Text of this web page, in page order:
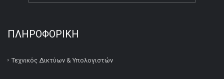
ΠΛΗΡΟΦΟΡΙΚΉ
Τεχνικός Δικτύων & Υπολογιστών